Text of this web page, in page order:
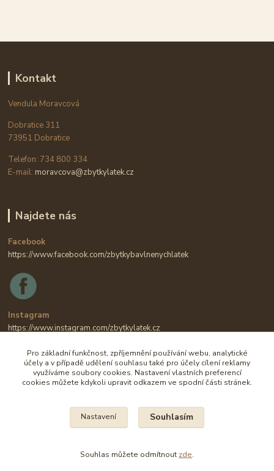
Kontakt
Vendula Moravcová
Dobratice 311
73951 Dobratice
Telefon: 734 800 334
E-mail: moravcova@zbytkylatek.cz
Najdete nás
Facebook
https://www.facebook.com/zbytkybavlnenychlatek
Instagram
https://www.instagram.com/zbytkylatek.cz
Na všechny fotografie se vztahují autorská práva.
Pro základní funkčnost, zpříjemnění používání webu, analytické
účely a v případě udělení souhlasu také pro účely cílení reklamy
využíváme soubory cookies. Nastavení vlastních preferencí
cookies můžete kdykoli upravit odkazem ve spodní části stránek.
Nastavení Souhlasím
Souhlas můžete odmítnout zde.